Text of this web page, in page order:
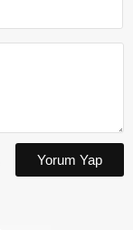
Yorum Yap